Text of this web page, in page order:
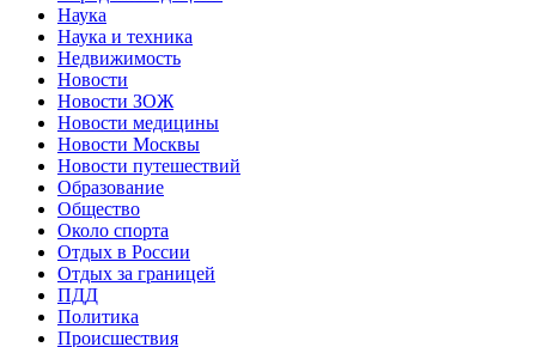
Наука
Наука и техника
Недвижимость
Новости
Новости ЗОЖ
Новости медицины
Новости Москвы
Новости путешествий
Образование
Общество
Около спорта
Отдых в России
Отдых за границей
ПДД
Политика
Происшествия